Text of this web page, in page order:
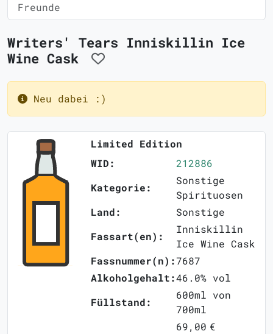
Freunde
Writers' Tears Inniskillin Ice
Wine Cask
Neu dabei :)
Limited Edition
WID:
212886
Kategorie:
Sonstige
Spirituosen
Land:
Sonstige
Fassart(en):
Inniskillin
Ice Wine Cask
Fassnummer(n):7687
Alkoholgehalt:46.0% vol
Füllstand:
600ml von
700ml
69,00 €